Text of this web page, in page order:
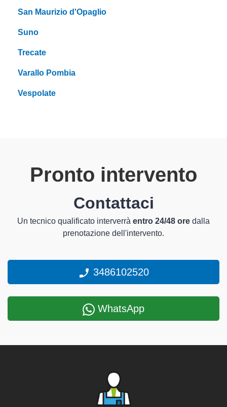
San Maurizio d'Opaglio
Suno
Trecate
Varallo Pombia
Vespolate
Pronto intervento
Contattaci
Un tecnico qualificato interverrà entro 24/48 ore dalla
prenotazione dell'intervento.
3486102520
WhatsApp